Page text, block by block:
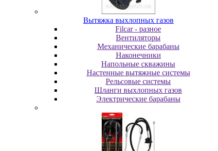
Вытяжка выхлопных газов
Filcar - разное
Вентиляторы
Механические барабаны
Наконечники
Напольные скважины
Настенные вытяжные системы
Рельсовые системы
Шланги выхлопных газов
Электрические барабаны